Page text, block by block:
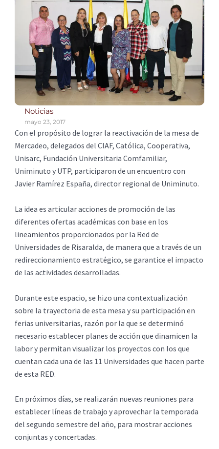
Noticias
mayo 23, 2017
Con el propósito de lograr la reactivación de la mesa de
Mercadeo, delegados del CIAF, Católica, Cooperativa,
Unisarc, Fundación Universitaria Comfamiliar,
Uniminuto y UTP, participaron de un encuentro con
Javier Ramírez España, director regional de Uniminuto.
La idea es articular acciones de promoción de las
diferentes ofertas académicas con base en los
lineamientos proporcionados por la Red de
Universidades de Risaralda, de manera que a través de un
redireccionamiento estratégico, se garantice el impacto
de las actividades desarrolladas.
Durante este espacio, se hizo una contextualización
sobre la trayectoria de esta mesa y su participación en
ferias universitarias, razón por la que se determinó
necesario establecer planes de acción que dinamicen la
labor y permitan visualizar los proyectos con los que
cuentan cada una de las 11 Universidades que hacen parte
de esta RED.
En próximos días, se realizarán nuevas reuniones para
establecer líneas de trabajo y aprovechar la temporada
del segundo semestre del año, para mostrar acciones
conjuntas y concertadas.